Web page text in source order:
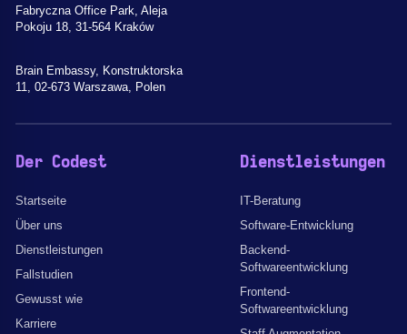
Fabryczna Office Park, Aleja
Pokoju 18, 31-564 Kraków
Brain Embassy, Konstruktorska
11, 02-673 Warszawa, Polen
Der Codest
Startseite
Über uns
Dienstleistungen
Fallstudien
Gewusst wie
Karriere
Dienstleistungen
IT-Beratung
Software-Entwicklung
Backend-
Softwareentwicklung
Frontend-
Softwareentwicklung